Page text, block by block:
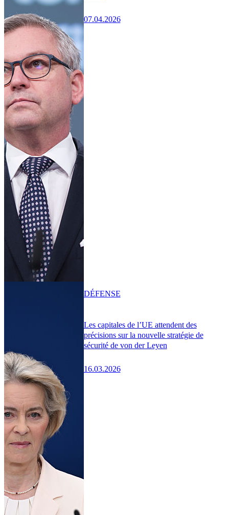
07.04.2026
Les capitales de l’UE attendent des
précisions sur la nouvelle stratégie de
sécurité de von der Leyen
16.03.2026
DÉFENSE